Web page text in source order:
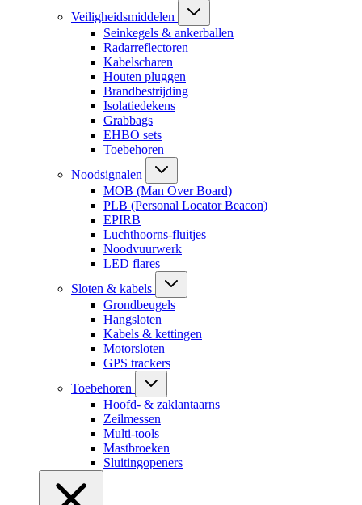
Veiligheidsmiddelen
Seinkegels & ankerballen
Radarreflectoren
Kabelscharen
Houten pluggen
Brandbestrijding
Isolatiedekens
Grabbags
EHBO sets
Toebehoren
Noodsignalen
MOB (Man Over Board)
PLB (Personal Locator Beacon)
EPIRB
Luchthoorns-fluitjes
Noodvuurwerk
LED flares
Sloten & kabels
Grondbeugels
Hangsloten
Kabels & kettingen
Motorsloten
GPS trackers
Toebehoren
Hoofd- & zaklantaarns
Zeilmessen
Multi-tools
Mastbroeken
Sluitingopeners